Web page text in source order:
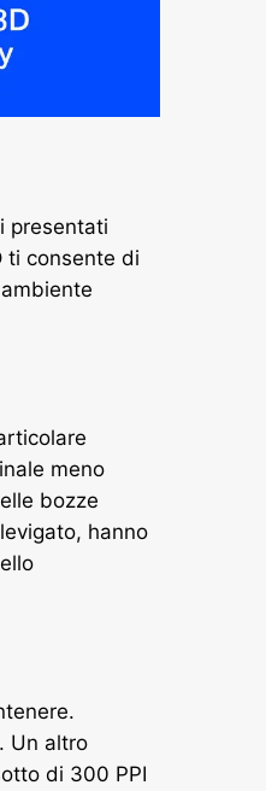
presentati
ti consente di
meno
bozze
hanno
Un altro
di 300 PPI